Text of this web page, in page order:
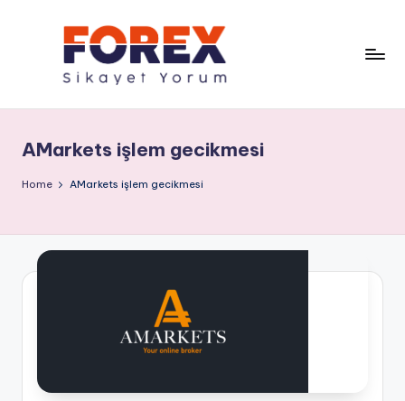
AMarkets işlem gecikmesi
Home AMarkets işlem gecikmesi